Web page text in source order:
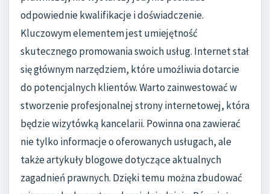
odpowiednie kwalifikacje i doświadczenie.
Kluczowym elementem jest umiejętność
skutecznego promowania swoich usług. Internet stał
się głównym narzędziem, które umożliwia dotarcie
do potencjalnych klientów. Warto zainwestować w
stworzenie profesjonalnej strony internetowej, która
będzie wizytówką kancelarii. Powinna ona zawierać
nie tylko informacje o oferowanych usługach, ale
także artykuły blogowe dotyczące aktualnych
zagadnień prawnych. Dzięki temu można zbudować